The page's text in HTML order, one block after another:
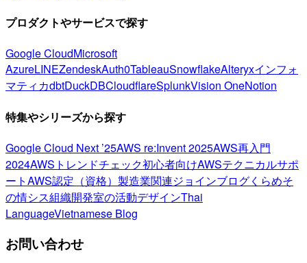
プロダクトやサービスで探す
Google CloudMicrosoft
AzureLINEZendeskAuth0TableauSnowflakeAlteryxインフォ
マティカdbtDuckDBCloudflareSplunkVision OneNotion
特集やシリーズから探す
Google Cloud Next ’25AWS re:Invent 2025AWS再入門
2024AWSトレンドチェック初心者向けAWSテクニカルサポ
ートAWS認定（資格） 製造業関連ジョインブログくらめそ
の情シス組織開発室の活動デザインThai
LanguageVietnamese Blog
お問い合わせ